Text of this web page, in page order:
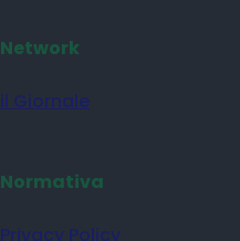
Network
il Giornale
Normativa
Privacy Policy